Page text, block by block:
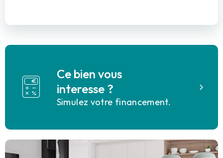
Ce bien vous
interesse ?
Simulez votre financement.